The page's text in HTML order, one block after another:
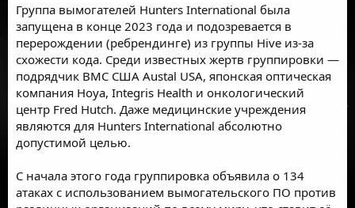
Группа вымогателей Hunters International была
запущена в конце 2023 года и подозревается в
перерождении (ребрендинге) из группы Hive из-за
схожести кода. Среди известных жертв группировки —
подрядчик ВМС США Austal USA, японская оптическая
компания Hoya, Integris Health и онкологический
центр Fred Hutch. Даже медицинские учреждения
являются для Hunters International абсолютно
допустимой целью.
С начала этого года группировка объявила о 134
атаках с использованием вымогательского ПО против